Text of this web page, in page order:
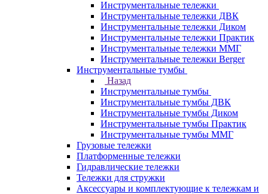
Инструментальные тележки
Инструментальные тележки ДВК
Инструментальные тележки Диком
Инструментальные тележки Практик
Инструментальные тележки ММГ
Инструментальные тележки Berger
Инструментальные тумбы
Назад
Инструментальные тумбы
Инструментальные тумбы ДВК
Инструментальные тумбы Диком
Инструментальные тумбы Практик
Инструментальные тумбы ММГ
Грузовые тележки
Платформенные тележки
Гидравлические тележки
Тележки для стружки
Аксесcуары и комплектующие к тележкам и